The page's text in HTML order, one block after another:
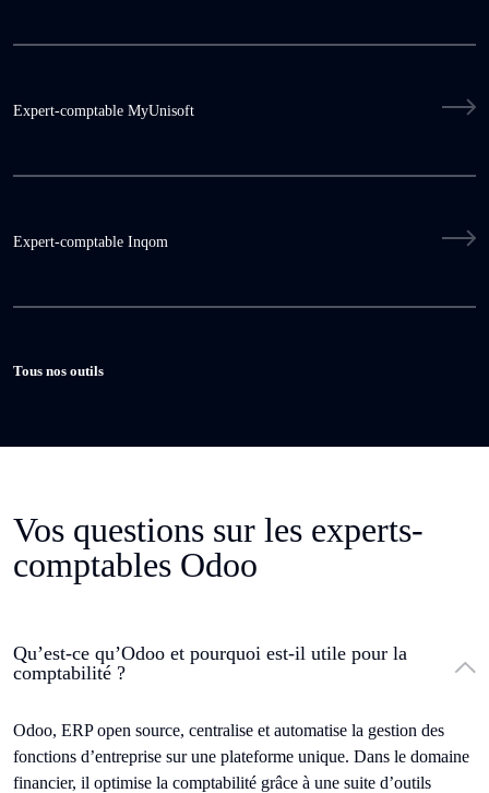
Expert-comptable MyUnisoft
Expert-comptable Inqom
Tous nos outils
Vos questions sur les experts-
comptables Odoo
Qu’est-ce qu’Odoo et pourquoi est-il utile pour la
comptabilité ?
Odoo, ERP open source, centralise et automatise la gestion des
fonctions d’entreprise sur une plateforme unique. Dans le domaine
financier, il optimise la comptabilité grâce à une suite d’outils